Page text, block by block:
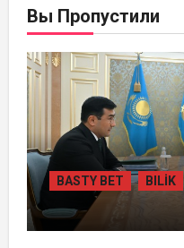
Вы Пропустили
BASTY BET BILİK
ПРЕЗИДЕНТ
БАСШЫСЫН